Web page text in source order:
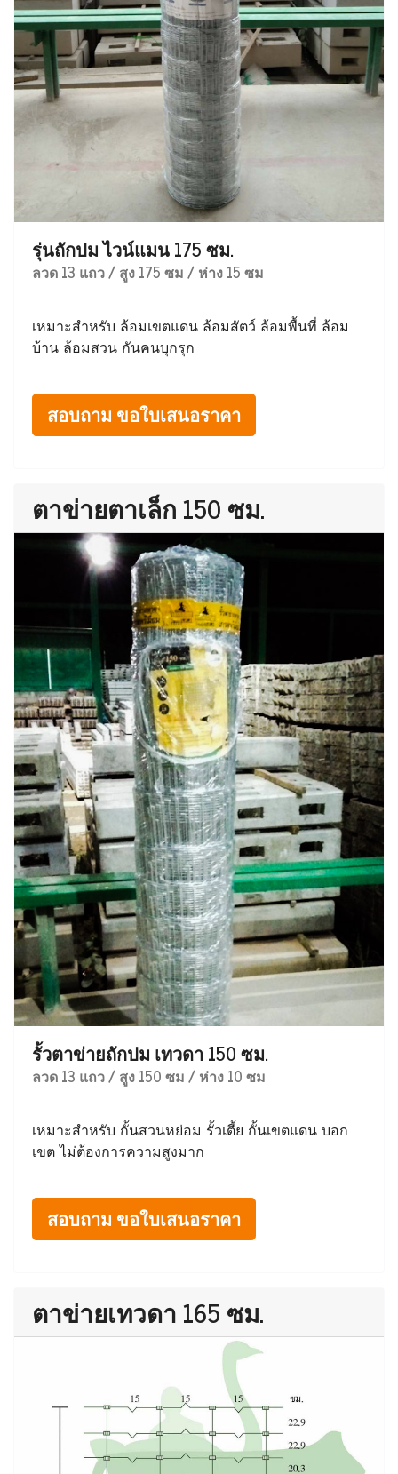
รุ่นถักปม ไวน์แมน 175 ซม.
ลวด 13 แถว / สูง 175 ซม / ห่าง 15 ซม
เหมาะสำหรับ ล้อมเขตแดน ล้อมสัตว์ ล้อมพื้นที่ ล้อม
บ้าน ล้อมสวน กันคนบุกรุก
สอบถาม ขอใบเสนอราคา
ตาข่ายตาเล็ก 150 ซม.
รั้วตาข่ายถักปม เทวดา 150 ซม.
ลวด 13 แถว / สูง 150 ซม / ห่าง 10 ซม
เหมาะสำหรับ กั้นสวนหย่อม รั้วเตี้ย กั้นเขตแดน บอก
เขต ไม่ต้องการความสูงมาก
สอบถาม ขอใบเสนอราคา
ตาข่ายเทวดา 165 ซม.